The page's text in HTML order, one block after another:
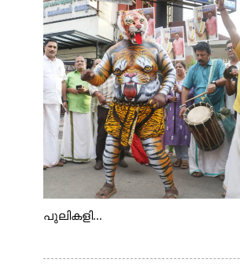
വെള്ളാരംകുത്ത്, കത്തിപ്പാറ,
തേക്കല്ല്, വെട്ടിക്കല്ല്, മഞ്ചപ്പാറ
ആറു സ്ഥലങ്ങളിലേക്കുള്ള പ്രധാന
സഞ്ചാര മാർഗമാണ് ഈ
കടത്ത് വള്ളം
പുലികളി...